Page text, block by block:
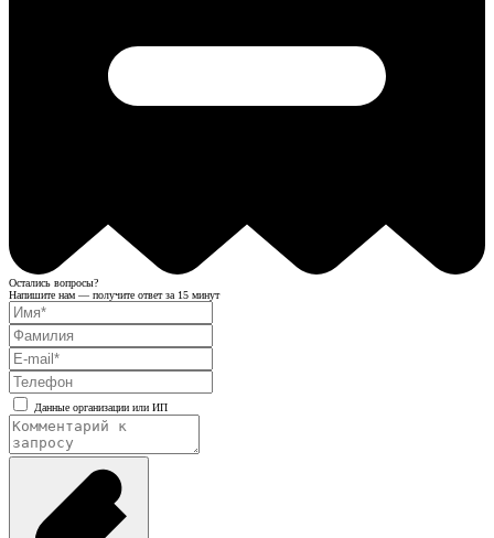
Остались вопросы?
Напишите нам — получите ответ за 15 минут
Данные организации или ИП